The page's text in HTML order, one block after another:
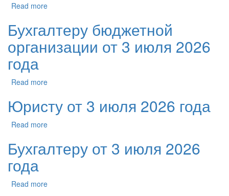
Read more
Бухгалтеру бюджетной
организации от 3 июля 2026
года
Read more
Юристу от 3 июля 2026 года
Read more
Бухгалтеру от 3 июля 2026
года
Read more